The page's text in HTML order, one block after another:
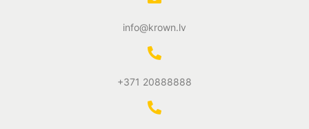
info@krown.lv
+371 20888888